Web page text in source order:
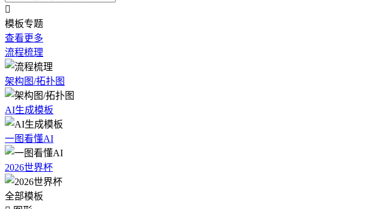

模板专题
查看更多
流程梳理
架构图/拓扑图
AI生成模板
一图看懂AI
2026世界杯
全部模板